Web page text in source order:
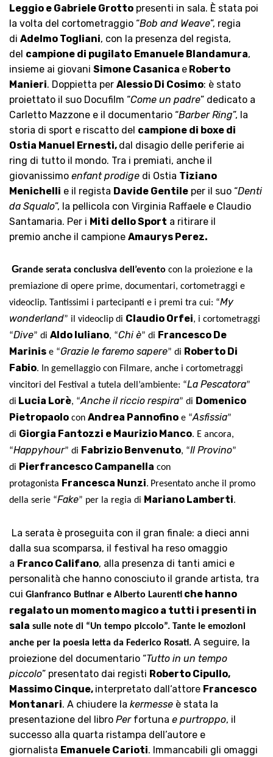
Leggio e Gabriele Grotto presenti in sala. È stata poi
la volta del cortometraggio “Bob and Weave”, regia
di Adelmo Togliani, con la presenza del regista,
del campione di pugilato Emanuele Blandamura,
insieme ai giovani Simone Casanica e Roberto
Manieri. Doppietta per Alessio Di Cosimo: è stato
proiettato il suo Docufilm “Come un padre” dedicato a
Carletto Mazzone e il documentario “Barber Ring”, la
storia di sport e riscatto del campione di boxe di
Ostia Manuel Ernesti, dal disagio delle periferie ai
ring di tutto il mondo. Tra i premiati, anche il
giovanissimo enfant prodige di Ostia Tiziano
Menichelli e il regista Davide Gentile per il suo “Denti
da Squalo”, la pellicola con Virginia Raffaele e Claudio
Santamaria. Per i Miti dello Sport a ritirare il
premio anche il campione Amaurys Perez.
Grande serata conclusiva dell’evento con la proiezione e la
premiazione di opere prime, documentari, cortometraggi e
videoclip. Tantissimi i partecipanti e i premi tra cui: “My
wonderland” il videoclip di Claudio Orfei, i cortometraggi
“Dive” di Aldo Iuliano, “Chi è” di Francesco De
Marinis e “Grazie le faremo sapere” di Roberto Di
Fabio. In gemellaggio con Filmare, anche i cortometraggi
vincitori del Festival a tutela dell’ambiente: “La Pescatora”
di Lucia Lorè, “Anche il riccio respira” di Domenico
Pietropaolo con Andrea Pannofino e “Asfissia”
di Giorgia Fantozzi e Maurizio Manco. E ancora,
“Happyhour” di Fabrizio Benvenuto, “Il Provino”
di Pierfrancesco Campanella con
protagonista Francesca Nunzi. Presentato anche il promo
della serie “Fake” per la regia di Mariano Lamberti.
La serata è proseguita con il gran finale: a dieci anni
dalla sua scomparsa, il festival ha reso omaggio
a Franco Califano, alla presenza di tanti amici e
personalità che hanno conosciuto il grande artista, tra
cui Gianfranco Butinar e Alberto Laurenti che hanno
regalato un momento magico a tutti i presenti in
sala sulle note di “Un tempo piccolo”. Tante le emozioni
anche per la poesia letta da Federico Rosati. A seguire, la
proiezione del documentario “Tutto in un tempo
piccolo” presentato dai registi Roberto Cipullo,
Massimo Cinque, interpretato dal ‘attore Francesco
Montanari. A chiudere la kermesse è stata la
presentazione del libro Per fortuna e purtroppo, il
successo alla quarta ristampa dell’autore e
giornalista Emanuele Carioti. Immancabili gli omaggi